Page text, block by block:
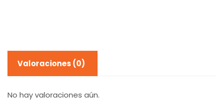
Valoraciones (0)
No hay valoraciones aún.